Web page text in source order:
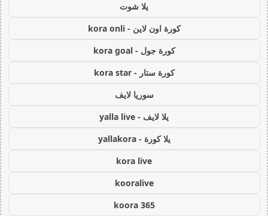
يلا شوت
كورة اون لاين - kora onli
كورة جول - kora goal
كورة ستار - kora star
سوريا لايف
يلا لايف - yalla live
يلا كورة - yallakora
kora live
kooralive
koora 365